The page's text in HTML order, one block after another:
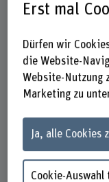
Anzahl ECTS
Kosten
CHF 7’850
Unterrichtssprache
Deutsch
Studienort
Biel,
Erst mal
Dürfen wir
die Website-
Website-Nutzung
Marketing zu
Ja, alle Cookies
Cookie-Auswahl